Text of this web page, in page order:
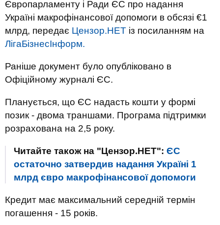
Європарламенту і Ради ЄС про надання
Україні макрофінансової допомоги в обсязі €1
млрд, передає Цензор.НЕТ із посиланням на
ЛігаБізнесІнформ.
Раніше документ було опубліковано в
Офіційному журналі ЄС.
Планується, що ЄС надасть кошти у формі
позик - двома траншами. Програма підтримки
розрахована на 2,5 року.
Читайте також на "Цензор.НЕТ": ЄС
остаточно затвердив надання Україні 1
млрд євро макрофінансової допомоги
Кредит має максимальний середній термін
погашення - 15 років.